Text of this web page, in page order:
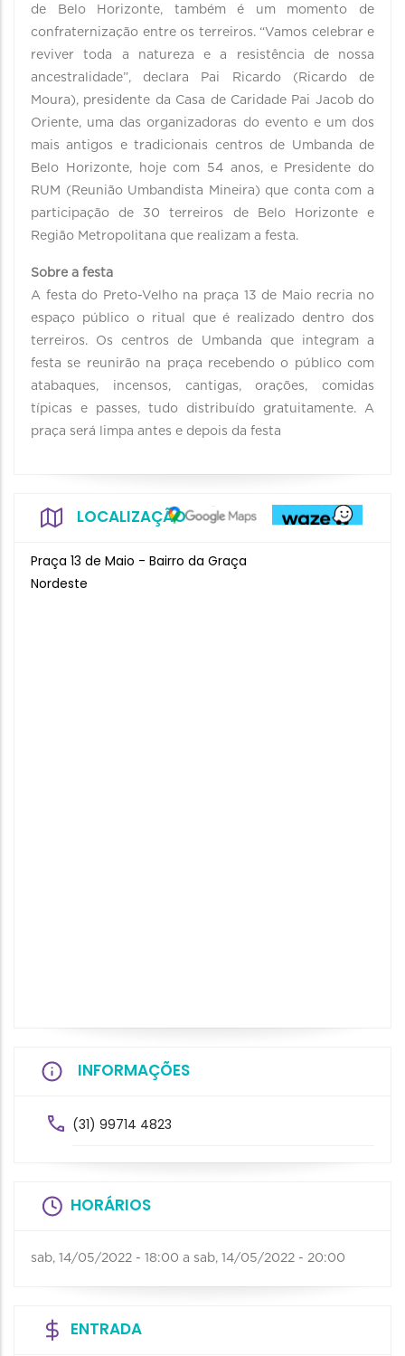
de Belo Horizonte, também é um momento de
confraternização entre os terreiros. “Vamos celebrar e
reviver toda a natureza e a resistência de nossa
ancestralidade”, declara Pai Ricardo (Ricardo de
Moura), presidente da Casa de Caridade Pai Jacob do
Oriente, uma das organizadoras do evento e um dos
mais antigos e tradicionais centros de Umbanda de
Belo Horizonte, hoje com 54 anos, e Presidente do
RUM (Reunião Umbandista Mineira) que conta com a
participação de 30 terreiros de Belo Horizonte e
Região Metropolitana que realizam a festa.
Sobre a festa
A festa do Preto-Velho na praça 13 de Maio recria no
espaço público o ritual que é realizado dentro dos
terreiros. Os centros de Umbanda que integram a
festa se reunirão na praça recebendo o público com
atabaques, incensos, cantigas, orações, comidas
típicas e passes, tudo distribuído gratuitamente. A
praça será limpa antes e depois da festa
LOCALIZAÇÃO
Praça 13 de Maio - Bairro da Graça
Nordeste
INFORMAÇÕES
(31) 99714 4823
HORÁRIOS
sab, 14/05/2022 - 18:00 a sab, 14/05/2022 - 20:00
ENTRADA